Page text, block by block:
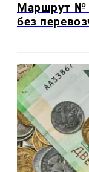
Маршрут №
без